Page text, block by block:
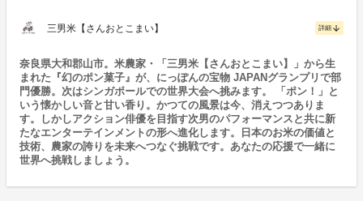
三男米【さんおとこまい】 詳細 arrow_downward
奈良県大和郡山市。米農家・「三男米【さんおとこまい】」から生
まれた『幻のポン菓子』が、にっぽんの宝物 JAPANグランプリで部
門優勝。次はシンガポールでの世界大会へ挑みます。 「ポン！」と
いう懐かしい音と甘い香り。かつての風景は今、消えつつありま
す。しかしアクション俳優を目指す次男のパフォーマンスと共に新
たなエンターテインメントの形へ進化します。日本のお米の価値と
技術、農家の誇りを未来へつなぐ挑戦です。あなたの応援で一緒に
世界へ挑戦しましょう。